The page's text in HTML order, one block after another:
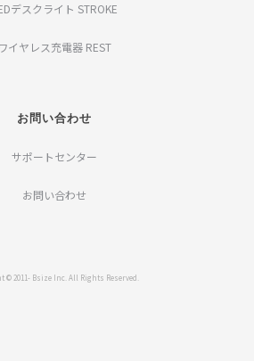
デスクライト STROKE
ワイヤレス充電器 REST
お問い合わせ
サポートセンター
お問い合わせ
© 2011- Bsize Inc. All Rights Reserved.